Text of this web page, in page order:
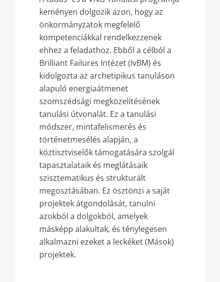
keményen dolgozik azon, hogy az
önkormányzatok megfelelő
kompetenciákkal rendelkezzenek
ehhez a feladathoz. Ebből a célból a
Brilliant Failures Intézet (IvBM) és
kidolgozta az archetipikus tanuláson
alapuló energiaátmenet
szomszédsági megközelítésének
tanulási útvonalát. Ez a tanulási
módszer, mintafelismerés és
történetmesélés alapján, a
köztisztviselők támogatására szolgál
tapasztalataik és meglátásaik
szisztematikus és strukturált
megosztásában. Ez ösztönzi a saját
projektek átgondolását, tanulni
azokból a dolgokból, amelyek
másképp alakultak, és ténylegesen
alkalmazni ezeket a leckéket (Mások)
projektek.